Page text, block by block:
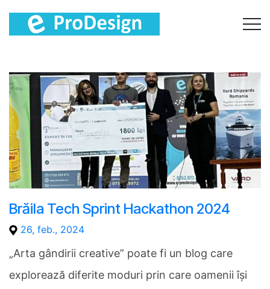
Brăila Tech Sprint Hackathon 2024
26, feb., 2024
„Arta gândirii creative” poate fi un blog care
explorează diferite moduri prin care oamenii își